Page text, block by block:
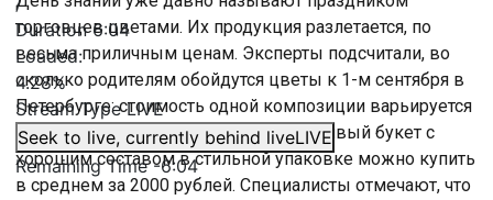
Duration6:04
Loaded:
4.28%
Stream TypeLIVE
Seek to live, currently behind liveLIVE
Remaining Time-6:04
торговцев цветами. Их продукция разлетается, по
весьма приличным ценам. Эксперты подсчитали, во
сколько родителям обойдутся цветы к 1-м сентября в
Петербурге: стоимость одной композиции варьируется
от 500 до 3000 рублей. При этом красивый букет с
хорошим составом в стильной упаковке можно купить
в среднем за 2000 рублей. Специалисты отмечают, что